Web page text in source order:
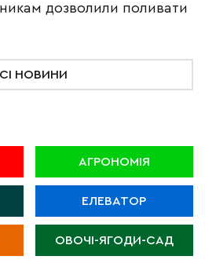
дозволили поливати
НОВИНИ
АГРОНОМІЯ
ЕЛЕВАТОР
ОВОЧІ-ЯГОДИ-САД